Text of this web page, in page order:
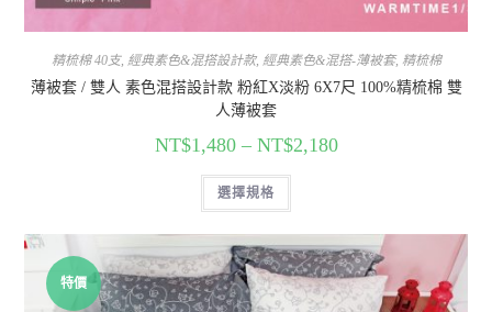
精梳棉 40支, 經典素色&混搭設計款, 經典素色&混搭-薄被套, 精梳棉
薄被套 / 雙人 素色混搭設計款 粉紅X淡粉 6X7尺 100%精梳棉 雙
人薄被套
NT$1,480– NT$2,180
選擇規格
特價